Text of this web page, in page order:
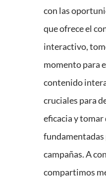
con las
que ofrece el
interactivo,
momento para
contenido
cruciales para
eficacia y tomar
fundamentadas
campañas. A
compartimos